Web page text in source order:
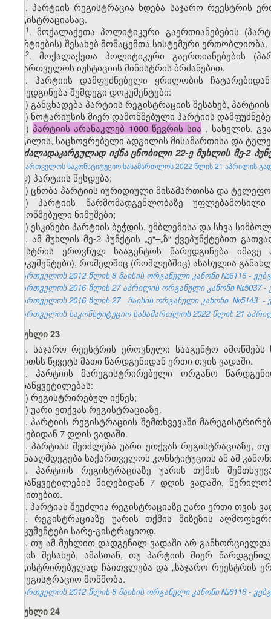
1. პარტიის რეგისტრაცია ხდება საჯარო რეესტრის
რეგისტრაციასაც.
​1. მოქალაქეთა პოლიტიკური გაერთიანებების
(პარტიების) შესახებ მონაცემთა სისტემური ერთობლიობა.
​2. მოქალაქეთა პოლიტიკური გაერთიანებების
საქართველოს იუსტიციის მინისტრის ბრძანებით.
2. პარტიის დამფუძნებელი ყრილობის
წარედგინება შემდეგი დოკუმენტები:
ა) განცხადება პარტიის რეგისტრაციის შესახებ,
ბ) ნოტარიუსის მიერ დამოწმებული პარტიის
გ)პარტიის არანაკლებ 1000 წევრის სია , სახელის,
ადგილის, საცხოვრებელი ადგილის მისამართისა და
(ძალადაკარგულად იქნა ცნობილი 22-ე მუხლის მე-2
საქართველოს საკონსტიტუციო სასამართლოს 2022 წლის 21 აპრილის
დ) პარტიის წესდება;
ე) ცნობა პარტიის იურიდიული მისამართისა და
ვ) პარტიის წარმომადგენლობაზე
დამოწმებული ნიმუშები;
ზ) ესკიზები პარტიის ბეჭდის, ემბლემისა და სხვა
3. ამ მუხლის მე-2 პუნქტის „ე“–„ზ“ ქვეპუნქტებით
რეესტრის ეროვნულ სააგენტოს წარედგინება იმავე
(დოკუმენტები), რომელშიც (რომლებშიც) ასახულია
საქართველოს 2012 წლის 8 მაისის ორგანული კანონი №6116 -
საქართველოს 2016 წლის 27 აპრილის ორგანული კანონი№5037-
საქართველოს 2016 წლის 27
მაისის ორგანული კანონი №5143 -
საქართველოს საკონსტიტუციო სასამართლოს 2022 წლის 21
მუხლი 23
1. საჯარო რეესტრის ეროვნული სააგენტო
საკითხს წყვეტს მათი წარდგენიდან ერთი თვის ვადაში.
2. პარტიის მარეგისტრირებელი ორგანო
გადაწყვეტილებას:
ა) რეგისტრირებულ იქნეს;
ბ) უარი ეთქვას რეგისტრაციაზე.
3. პარტიის რეგისტრაციის შემთხვევაში
მიღებიდან 7 დღის ვადაში.
4. პარტიას შეიძლება უარი ეთქვას რეგისტრაციაზე,
ეწინააღმდეგება საქართველოს კონსტიტუციის ან ამ
5. პარტიის რეგისტრაციაზე უარის თქმის
გადაწყვეტილების მიღებიდან 7 დღის ვადაში,
მითითებით.
6. პარტიას შეუძლია რეგისტრაციაზე უარი ერთი თვის
7. რეგისტრაციაზე უარის თქმის მიზეზის
დოკუმენტები სარე-გისტრაციოდ.
8. თუ ამ მუხლით დადგენილ ვადაში არ
თქმის შესახებ, ამასთან, თუ პარტიის მიერ
რეგისტრირებულად ჩაითვლება და„საჯარო რეესტრის
სარეგისტრაციო მოწმობა.
საქართველოს 2012 წლის 8 მაისის ორგანული კანონი №6116 -
მუხლი 24